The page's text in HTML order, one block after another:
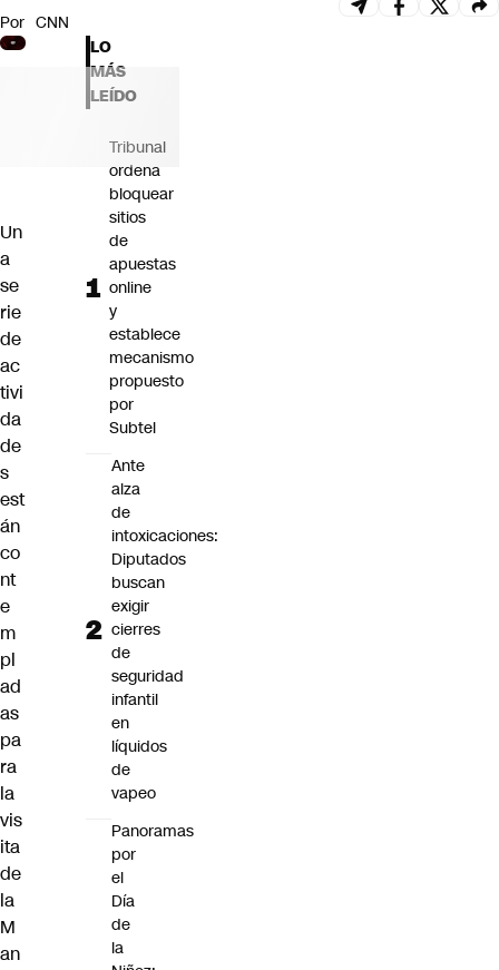
Por CNN
Un
a
se
rie
de
ac
tivi
da
de
s
est
án
co
nt
e
m
pl
ad
as
pa
ra
la
vis
ita
de
la
M
an
LO
MÁS
LEÍDO
Tribunal
ordena
bloquear
sitios
de
apuestas
online
y
establece
mecanismo
propuesto
por
Subtel
Ante
alza
de
intoxicaciones:
Diputados
buscan
exigir
cierres
de
seguridad
infantil
en
líquidos
de
vapeo
Panoramas
por
el
Día
de
la